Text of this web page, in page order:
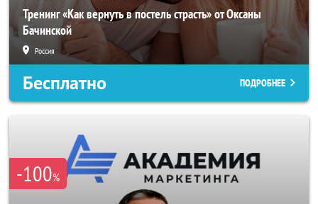
Тренинг «Как вернуть в постель страсть» от Оксаны
Бачинской
Россия
Бесплатно ПОДРОБНЕЕ
-100%